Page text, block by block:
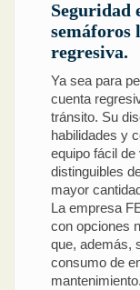
Seguridad
semáforos
regresiva.
Ya sea para
cuenta
tránsito. Su
habilidades y
equipo fácil
distinguibles
mayor
La empresa
con opciones
que, además,
consumo de
mantenimiento.